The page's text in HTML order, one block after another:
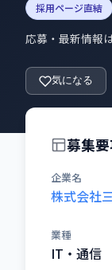
採用ページ直結
応募・最新情報
気になる
募集
企業名
株式会社
業種
IT・通信